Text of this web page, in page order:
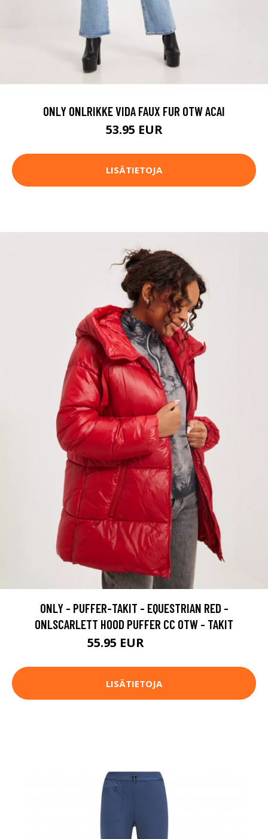
ONLY ONLRIKKE VIDA FAUX FUR OTW ACAI
53.95 EUR
LISÄTIETOJA
ONLY - PUFFER-TAKIT - EQUESTRIAN RED -
ONLSCARLETT HOOD PUFFER CC OTW - TAKIT
55.95 EUR
LISÄTIETOJA